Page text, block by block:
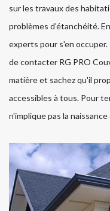
sur les travaux des
problèmes d'étanchéité.
experts pour s'en
de contacter RG PRO
matière et sachez qu'il
accessibles à tous. Pour
n'implique pas la